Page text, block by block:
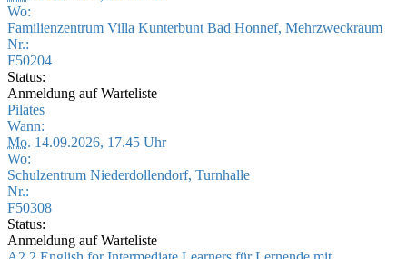
Wo:
Familienzentrum Villa Kunterbunt Bad Honnef, Mehrzweckraum
Nr.:
F50204
Status:
Anmeldung auf Warteliste
Pilates
Wann:
Mo. 14.09.2026, 17.45 Uhr
Wo:
Schulzentrum Niederdollendorf, Turnhalle
Nr.:
F50308
Status:
Anmeldung auf Warteliste